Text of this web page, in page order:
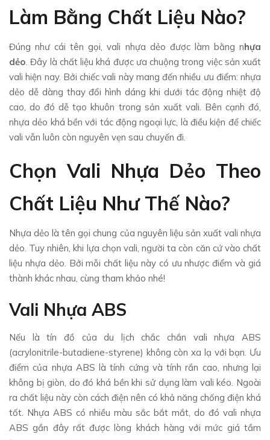
Làm Bằng Chất Liệu Nào?
Đúng như cái tên gọi, vali nhựa dẻo được làm bằng nhựa
dẻo. Đây là chất liệu khá được ưa chuộng trong việc sản xuất
vali hiện nay. Bởi chiếc vali này mang đến nhiều ưu điểm: nhựa
dẻo dễ dàng thay đổi hình dáng khi dưới tác động nhiệt độ
cao, do đó dễ tạo khuôn trong sản xuất vali. Bên cạnh đó,
nhựa dẻo khá bền với tác động ngoại lực, là điều kiện để chiếc
vali vẫn luôn còn nguyên vẹn sau chuyến đi.
Chọn Vali Nhựa Dẻo Theo
Chất Liệu Như Thế Nào?
Nhựa dẻo là tên gọi chung của nguyên liệu sản xuất vali nhựa
dẻo. Tuy nhiên, khi lựa chọn vali, người ta còn căn cứ vào chất
liệu nhựa dẻo. Bởi mỗi chất liệu này có ưu nhược điểm và giá
thành khác nhau, cùng tham khảo nhé!
Vali Nhựa ABS
Nếu là tín đồ của du lịch chắc chắn vali nhựa ABS
(acrylonitrile-butadiene-styrene) không còn xa lạ với bạn. Ưu
điểm của nhựa ABS là tính cứng và tính rắn cao, nhưng lại
không bị giòn, do đó khá bền khi sử dụng làm vali kéo. Ngoài
ra chất liệu này còn cách điện nên có khả năng chống điện khá
tốt. Nhựa ABS có nhiều màu sắc bắt mắt, do đó vali nhựa
ABS gần đây rất được lòng khách hàng với mức giá tầm